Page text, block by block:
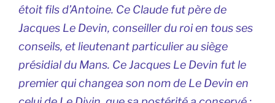
étoit fils d’Antoine. Ce Claude fut père de
Jacques Le Devin, conseiller du roi en tous ses
conseils, et lieutenant particulier au siège
présidial du Mans. Ce Jacques Le Devin fut le
premier qui changea son nom de Le Devin en